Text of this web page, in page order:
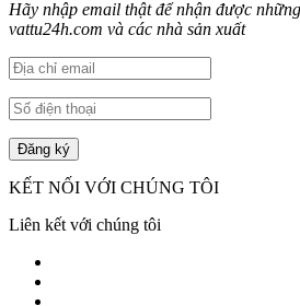
Hãy nhập email thật để nhận được
vattu24h.com và các nhà sản xuất
KẾT NỐI VỚI CHÚNG TÔI
Liên kết với chúng tôi